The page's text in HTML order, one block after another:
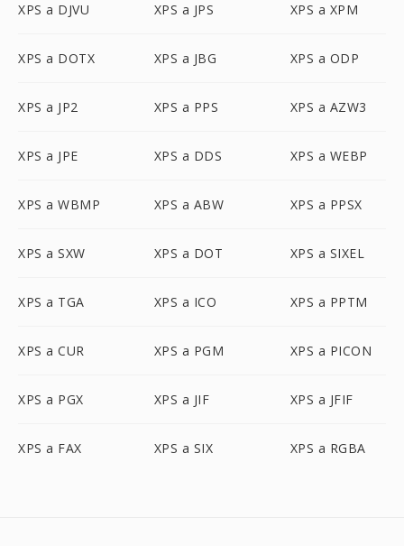
XPS a DJVU XPS a JPS XPS a XPM
XPS a DOTX XPS a JBG XPS a ODP
XPS a JP2 XPS a PPS XPS a AZW3
XPS a JPE XPS a DDS XPS a WEBP
XPS a WBMP XPS a ABW XPS a PPSX
XPS a SXW XPS a DOT XPS a SIXEL
XPS a TGA XPS a ICO XPS a PPTM
XPS a CUR XPS a PGM XPS a PICON
XPS a PGX XPS a JIF XPS a JFIF
XPS a FAX XPS a SIX XPS a RGBA